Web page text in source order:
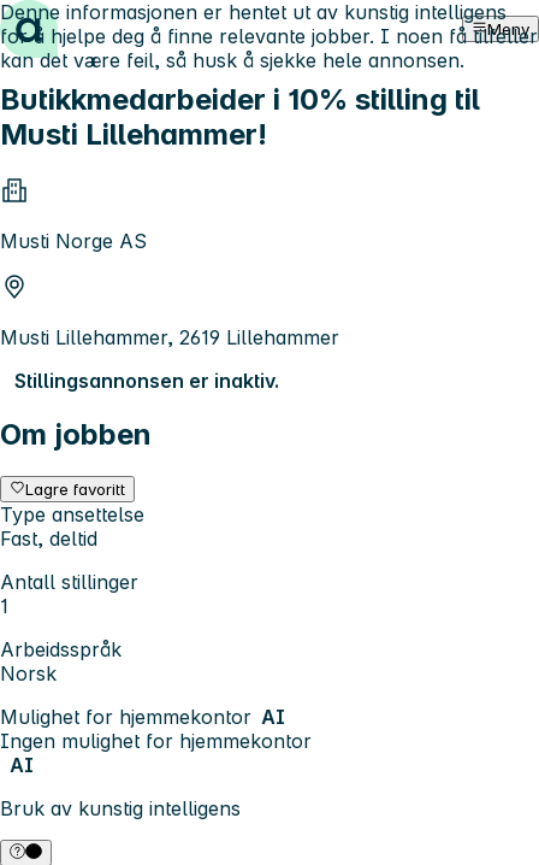
Hopp til innhold Meny
Butikkmedarbeider i 10% stilling til
Musti Lillehammer!
Musti Norge AS
Musti Lillehammer, 2619 Lillehammer
Stillingsannonsen er inaktiv.
Om jobben
Lagre favoritt
Type ansettelse
Fast, deltid
Antall stillinger
1
Arbeidsspråk
Norsk
Mulighet for hjemmekontor AI
Ingen mulighet for hjemmekontor
AI
Bruk av kunstig intelligens
Denne informasjonen er hentet ut av kunstig intelligens
for å hjelpe deg å finne relevante jobber. I noen få tilfeller
kan det være feil, så husk å sjekke hele annonsen.